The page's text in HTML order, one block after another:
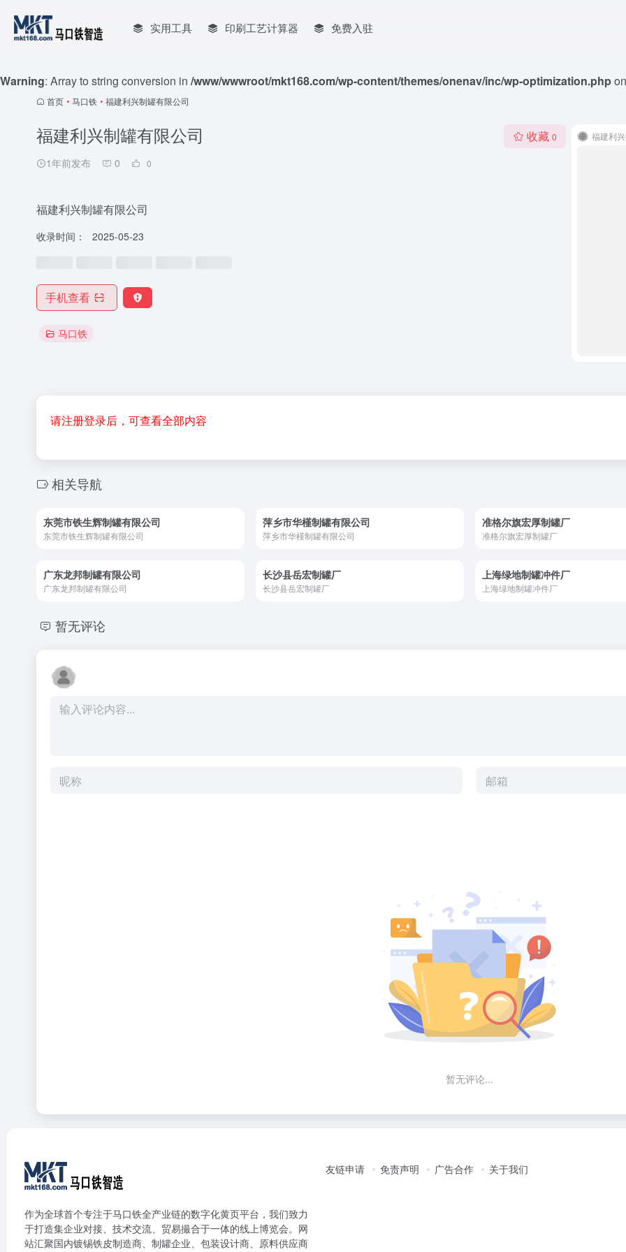
Warning: Array to string conversion in /www/wwwroot/mkt168.com/wp-content/themes/onenav/inc/wp-optimization.php
实用工具 印刷工艺计算器 免费入驻
首页 • 马口铁 • 福建利兴制罐有限公司
福建利兴制罐有限公司
1年前发布 0 0
收藏 0
福建利兴制罐有限公司
收录时间： 2025-05-23
手机查看
马口铁
福建利
请注册登录后，可查看全部内容
相关导航
东莞市铁生辉制罐有限公司
东莞市铁生辉制罐有限公司
萍乡市华槿制罐有限公司
萍乡市华槿制罐有限公司
准格尔旗宏厚制罐厂
准格尔旗宏厚制罐厂
广东龙邦制罐有限公司
广东龙邦制罐有限公司
长沙县岳宏制罐厂
长沙县岳宏制罐厂
上海绿地制罐冲件厂
上海绿地制罐冲件厂
暂无评论
暂无评论...
作为全球首个专注于马口铁全产业链的数字化黄页平台，我们致力
于打造集企业对接、技术交流、贸易撮合于一体的线上博览会。网
站汇聚国内镀锡铁皮制造商、制罐企业、包装设计商、原料供应商
友链申请 免责声明 广告合作 关于我们